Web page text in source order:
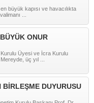
büyük kapısı ve havacılıkta
...
ONUR
Kurulu Üyesi ve İcra Kurulu
üç yıl ...
BİRLEŞME DUYURUSU